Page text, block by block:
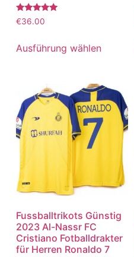
Bewertet
mit
von 5
€36.00
Ausführung wählen
Fussballtrikots Günstig
2023 Al-Nassr FC
Cristiano Fotballdrakter
für Herren Ronaldo 7